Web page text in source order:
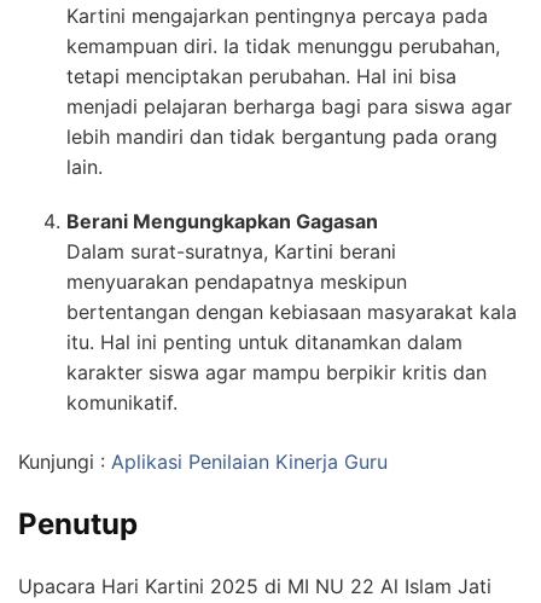
Kartini mengajarkan pentingnya percaya pada
kemampuan diri. Ia tidak menunggu perubahan,
tetapi menciptakan perubahan. Hal ini bisa
menjadi pelajaran berharga bagi para siswa agar
lebih mandiri dan tidak bergantung pada orang
lain.
Berani Mengungkapkan Gagasan
Dalam surat-suratnya, Kartini berani
menyuarakan pendapatnya meskipun
bertentangan dengan kebiasaan masyarakat kala
itu. Hal ini penting untuk ditanamkan dalam
karakter siswa agar mampu berpikir kritis dan
komunikatif.
Kunjungi : Aplikasi Penilaian Kinerja Guru
Penutup
Upacara Hari Kartini 2025 di MI NU 22 Al Islam Jati